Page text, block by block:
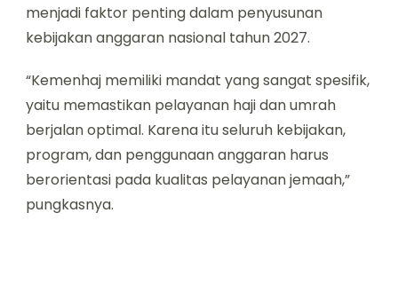
menjadi faktor penting dalam penyusunan
kebijakan anggaran nasional tahun 2027.
“Kemenhaj memiliki mandat yang sangat spesifik,
yaitu memastikan pelayanan haji dan umrah
berjalan optimal. Karena itu seluruh kebijakan,
program, dan penggunaan anggaran harus
berorientasi pada kualitas pelayanan jemaah,”
pungkasnya.